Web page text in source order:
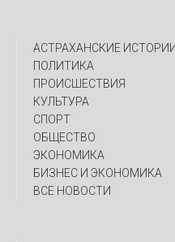
АСТРАХАНСКИЕ ИСТОРИИ
ПОЛИТИКА
ПРОИСШЕСТВИЯ
КУЛЬТУРА
СПОРТ
ОБЩЕСТВО
ЭКОНОМИКА
БИЗНЕС И ЭКОНОМИКА
ВСЕ НОВОСТИ